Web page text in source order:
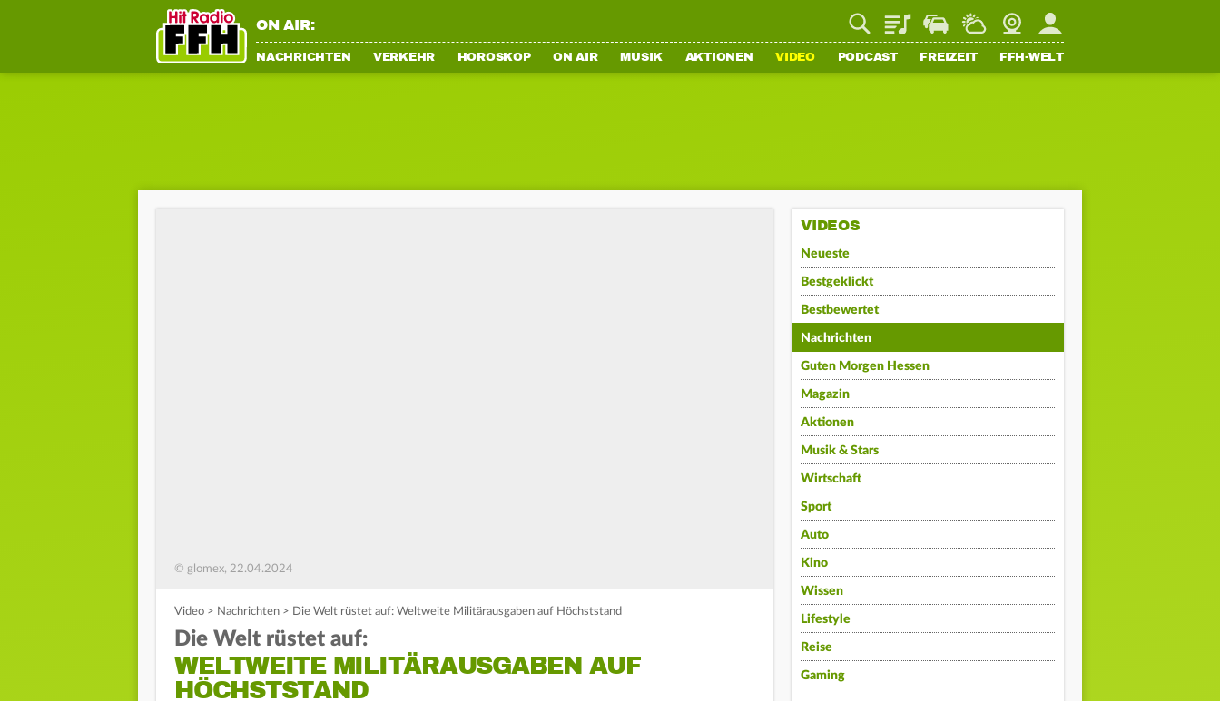
ON AIR: PlaylistStaupilotWetterWebcamMein FFH
NACHRICHTEN VERKEHR HOROSKOP ON AIR MUSIK AKTIONEN VIDEO PODCAST FREIZEIT FFH-WELT
© glomex, 22.04.2024
Video > Nachrichten > Die Welt rüstet auf: Weltweite Militärausgaben auf Höchststand
Die Welt rüstet auf:
WELTWEITE MILITÄRAUSGABEN AUF
HÖCHSTSTAND
VIDEOS
Neueste
Bestgeklickt
Bestbewertet
Nachrichten
Guten Morgen Hessen
Magazin
Aktionen
Musik & Stars
Wirtschaft
Sport
Auto
Kino
Wissen
Lifestyle
Reise
Gaming